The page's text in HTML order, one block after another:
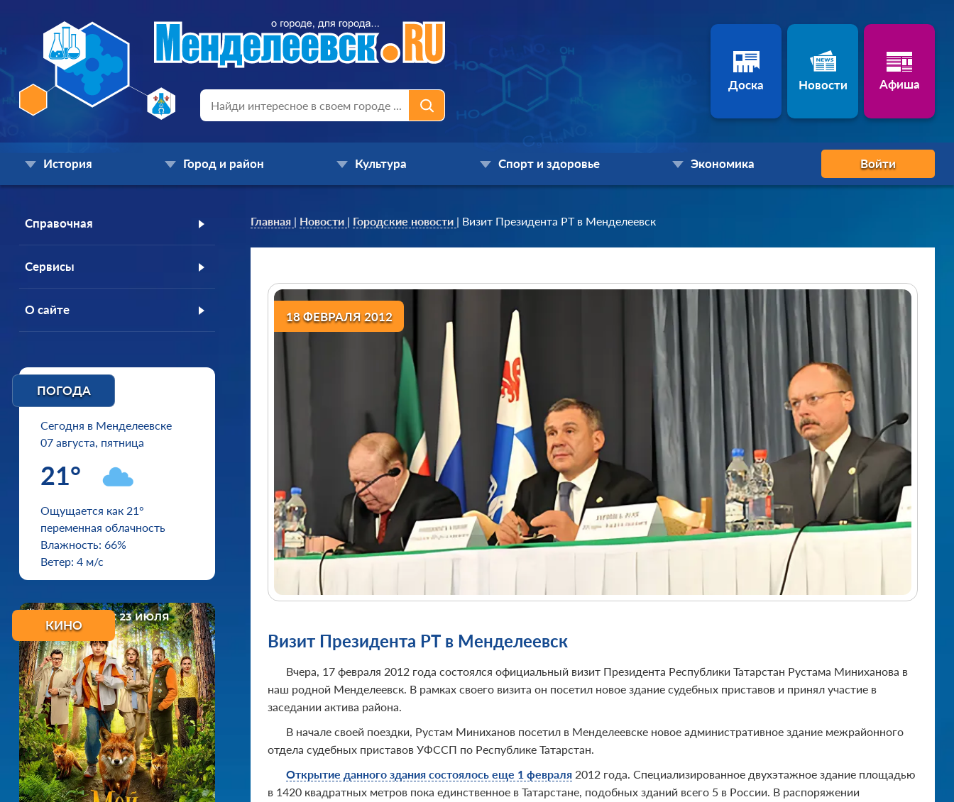
Доска Новости Афиша
История Город и район Культура Спорт и здоровье Экономика Войти
Справочная
Сервисы
О сайте
ПОГОДА
Сегодня в Менделеевске
07 августа, пятница
21°
Ощущается как 21°
переменная облачность
Влажность: 66%
Ветер: 4 м/с
КИНО
Главная | Новости | Городские новости | Визит Президента РТ в Менделеевск
18 ФЕВРАЛЯ 2012
Визит Президента РТ в Менделеевск
Вчера, 17 февраля 2012 года состоялся официальный визит Президента Республики Татарстан Рустама Миниханова в
наш родной Менделеевск. В рамках своего визита он посетил новое здание судебных приставов и принял участие в
заседании актива района.
В начале своей поездки, Рустам Миниханов посетил в Менделеевске новое административное здание межрайонного
отдела судебных приставов УФССП по Республике Татарстан.
Открытие данного здания состоялось еще 1 февраля 2012 года. Специализированное двухэтажное здание площадью
в 1420 квадратных метров пока единственное в Татарстане, подобных зданий всего 5 в России. В распоряжении